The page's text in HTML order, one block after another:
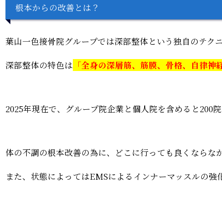
根本からの改善とは？
葉山一色接骨院グループでは深部整体という独自のテク
深部整体の特色は 「全身の深層筋、筋膜、骨格、自律神
2025年現在で、グループ院企業と個人院を含めると200
体の不調の根本改善の為に、どこに行っても良くなら
また、状態によってはEMSによるインナーマッスルの